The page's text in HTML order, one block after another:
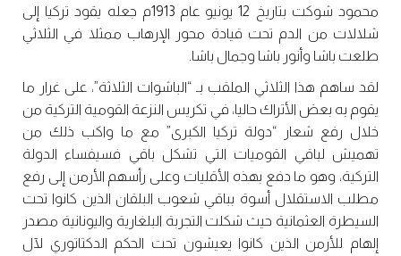
محمود شوكت بتاريخ 12 يونيو عام 1913م جعله يقود تركيا إلى
شلالات من الدم تحت قيادة محور الإرهاب ممثلا في الثلاثي
طلعت باشا وأنور باشا وجمال باشا.
لقد ساهم هذا الثلاثي الملقب بـ “الباشوات الثلاثة”، على غرار ما
يقوم به بعض الأتراك حاليا، في تكريس النزعة القومية التركية من
خلال رفع شعار “دولة تركيا الكبرى” مع ما واكب ذلك من
تهميش لباقي القوميات التي تشكل باقي فسيفساء الدولة
التركية، وهو ما دفع بهذه الأقليات وعلى رأسهم الأرمن إلى رفع
مطلب الاستقلال أسوة بباقي شعوب البلقان الذين كانوا تحت
السيطرة العثمانية حيث شكلت التجربة البلغارية واليونانية مصدر
إلهام للأرمن الذين كانوا يعيشون تحت الحكم الدكتاتوري لآل